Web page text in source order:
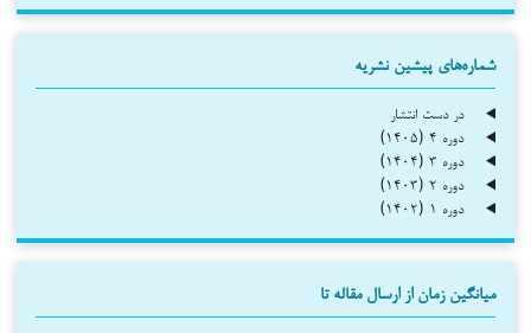
شماره‌های پیشین نشریه
در دست انتشار
دوره ۴ (۱۴۰۵)
دوره ۳ (۱۴۰۴)
دوره ۲ (۱۴۰۳)
دوره ۱ (۱۴۰۲)
میانگین زمان از ارسال مقاله تا